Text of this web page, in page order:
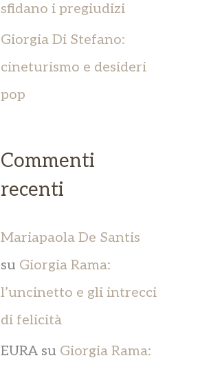
sfidano i pregiudizi
Giorgia Di Stefano:
cineturismo e desideri
pop
Commenti
recenti
Mariapaola De Santis
su Giorgia Rama:
l’uncinetto e gli intrecci
di felicità
EURA su Giorgia Rama: